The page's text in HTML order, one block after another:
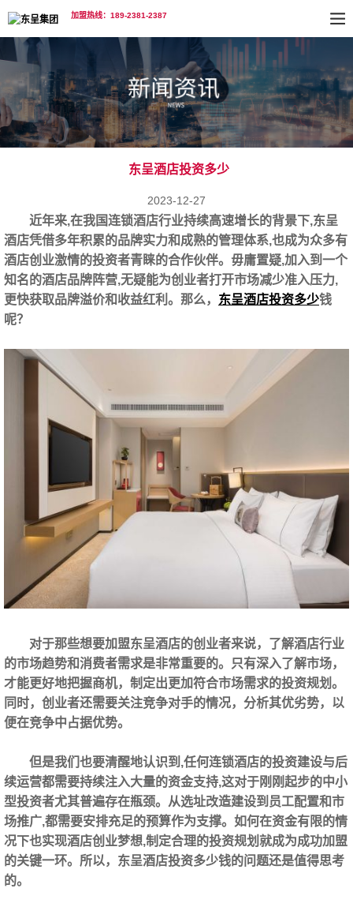
加盟热线：189-2381-2387
东呈酒店投资多少
2023-12-27
近年来,在我国连锁酒店行业持续高速增长的背景下,东呈
酒店凭借多年积累的品牌实力和成熟的管理体系,也成为众多有
酒店创业激情的投资者青睐的合作伙伴。毋庸置疑,加入到一个
知名的酒店品牌阵营,无疑能为创业者打开市场减少准入压力,
更快获取品牌溢价和收益红利。那么， 东呈酒店投资多少钱
呢？
对于那些想要加盟东呈酒店的创业者来说，了解酒店行业
的市场趋势和消费者需求是非常重要的。只有深入了解市场，
才能更好地把握商机，制定出更加符合市场需求的投资规划。
同时，创业者还需要关注竞争对手的情况，分析其优劣势，以
便在竞争中占据优势。
但是我们也要清醒地认识到,任何连锁酒店的投资建设与后
续运营都需要持续注入大量的资金支持,这对于刚刚起步的中小
型投资者尤其普遍存在瓶颈。从选址改造建设到员工配置和市
场推广,都需要安排充足的预算作为支撑。如何在资金有限的情
况下也实现酒店创业梦想,制定合理的投资规划就成为成功加盟
的关键一环。所以，东呈酒店投资多少钱的问题还是值得思考
的。